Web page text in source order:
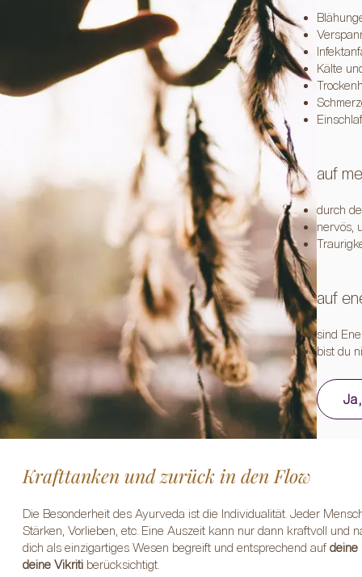
Kälte
auf
durch
nervös,
auf
sind
bist du
Krafttanken und zurück in den Flow
Die Besonderheit des Ayurveda ist die Individualität. Jeder
Stärken, Vorlieben, etc. Eine Auszeit kann nur dann kraftvoll und
dich als einzigartiges Wesen begreift und entsprechend auf deine
deine Vikriti berücksichtigt.